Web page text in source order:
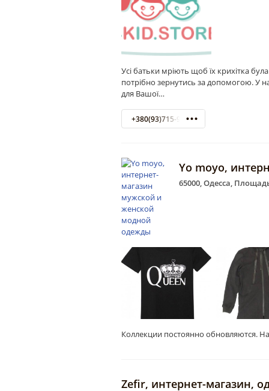
Усі батьки мріють щоб їх крихітка
потрібно зернутись за допомогою. У
для Вашої…
+380(93)715-96-26
Yo moyo,
65000, Одесса,
Коллекции постоянно обновляются.
Zefir, интернет-магазин,